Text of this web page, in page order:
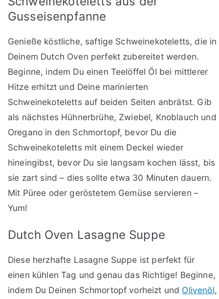
Gusseisenpfanne
Genieße köstliche, saftige Schweinekoteletts, die in
Deinem Dutch Oven perfekt zubereitet werden.
Beginne, indem Du einen Teelöffel Öl bei mittlerer
Hitze erhitzt und Deine marinierten
Schweinekoteletts auf beiden Seiten anbrätst. Gib
als nächstes Hühnerbrühe, Zwiebel, Knoblauch und
Oregano in den Schmortopf, bevor Du die
Schweinekoteletts mit einem Deckel wieder
hineingibst, bevor Du sie langsam kochen lässt, bis
sie zart sind – dies sollte etwa 30 Minuten dauern.
Mit Püree oder geröstetem Gemüse servieren –
Yum!
Dutch Oven Lasagne Suppe
Diese herzhafte Lasagne Suppe ist perfekt für
einen kühlen Tag und genau das Richtige! Beginne,
indem Du Deinen Schmortopf vorheizt und Olivenöl,